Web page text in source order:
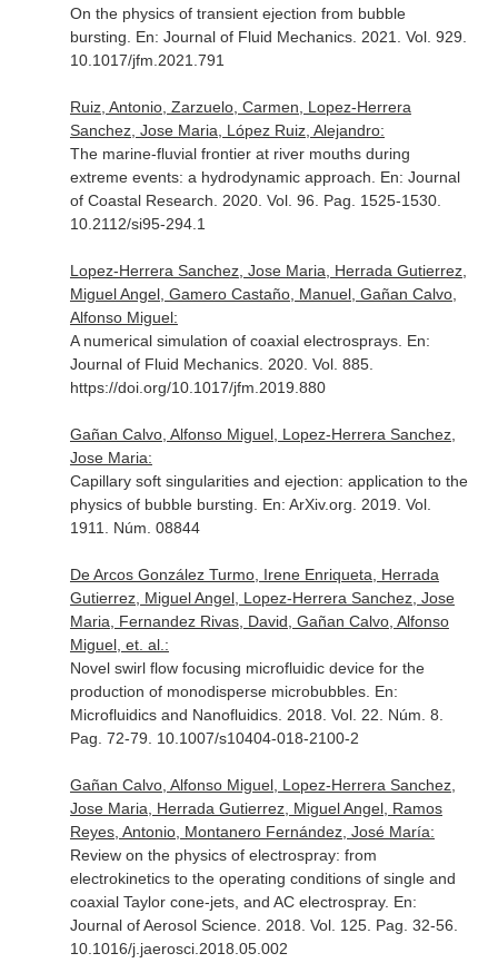
On the physics of transient ejection from bubble
bursting. En: Journal of Fluid Mechanics. 2021. Vol. 929.
10.1017/jfm.2021.791
Ruiz, Antonio, Zarzuelo, Carmen, Lopez-Herrera
Sanchez, Jose Maria, López Ruiz, Alejandro:
The marine-fluvial frontier at river mouths during
extreme events: a hydrodynamic approach. En: Journal
of Coastal Research . 2020. Vol. 96. Pag. 1525-1530.
10.2112/si95-294.1
Lopez-Herrera Sanchez, Jose Maria, Herrada Gutierrez,
Miguel Angel, Gamero Castaño, Manuel, Gañan Calvo,
Alfonso Miguel:
A numerical simulation of coaxial electrosprays. En:
Journal of Fluid Mechanics. 2020. Vol. 885.
https://doi.org/10.1017/jfm.2019.880
Gañan Calvo, Alfonso Miguel, Lopez-Herrera Sanchez,
Jose Maria:
Capillary soft singularities and ejection: application to the
physics of bubble bursting. En: ArXiv.org . 2019. Vol.
1911. Núm. 08844
De Arcos González Turmo, Irene Enriqueta, Herrada
Gutierrez, Miguel Angel, Lopez-Herrera Sanchez, Jose
Maria, Fernandez Rivas, David, Gañan Calvo, Alfonso
Miguel, et. al.:
Novel swirl flow focusing microfluidic device for the
production of monodisperse microbubbles. En:
Microfluidics and Nanofluidics. 2018. Vol. 22. Núm. 8.
Pag. 72-79. 10.1007/s10404-018-2100-2
Gañan Calvo, Alfonso Miguel, Lopez-Herrera Sanchez,
Jose Maria, Herrada Gutierrez, Miguel Angel, Ramos
Reyes, Antonio, Montanero Fernández, José María:
Review on the physics of electrospray: from
electrokinetics to the operating conditions of single and
coaxial Taylor cone-jets, and AC electrospray. En:
Journal of Aerosol Science. 2018. Vol. 125. Pag. 32-56.
10.1016/j.jaerosci.2018.05.002